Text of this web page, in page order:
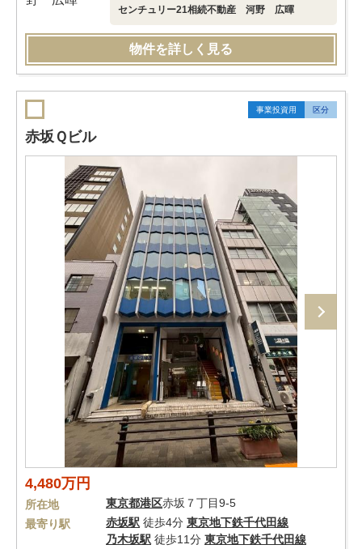
センチュリー21相続不動産 河野 広暉
物件を詳しく見る
事業投資用 区分
赤坂Ｑビル
4,480万円
所在地 東京都港区赤坂７丁目9-5
最寄り駅
赤坂駅 徒歩4分 東京地下鉄千代田線
乃木坂駅 徒歩11分 東京地下鉄千代田線